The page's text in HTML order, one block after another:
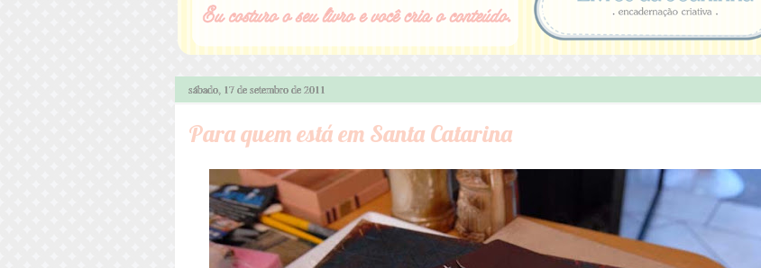
sábado, 17 de setembro de 2011
Para quem está em Santa Catarina